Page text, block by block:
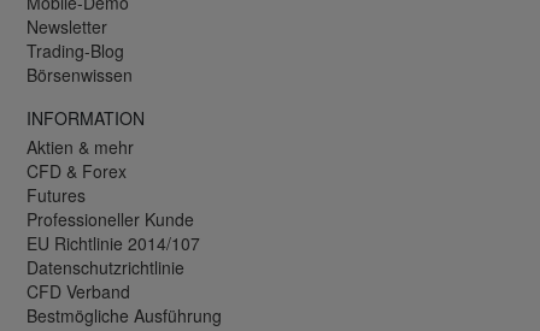
Newsletter
Trading-Blog
Börsenwissen
INFORMATION
Aktien & mehr
CFD & Forex
Futures
Professioneller Kunde
EU Richtlinie 2014/107
Datenschutzrichtlinie
CFD Verband
Bestmögliche Ausführung